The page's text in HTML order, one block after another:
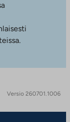
Versio 260701.1006